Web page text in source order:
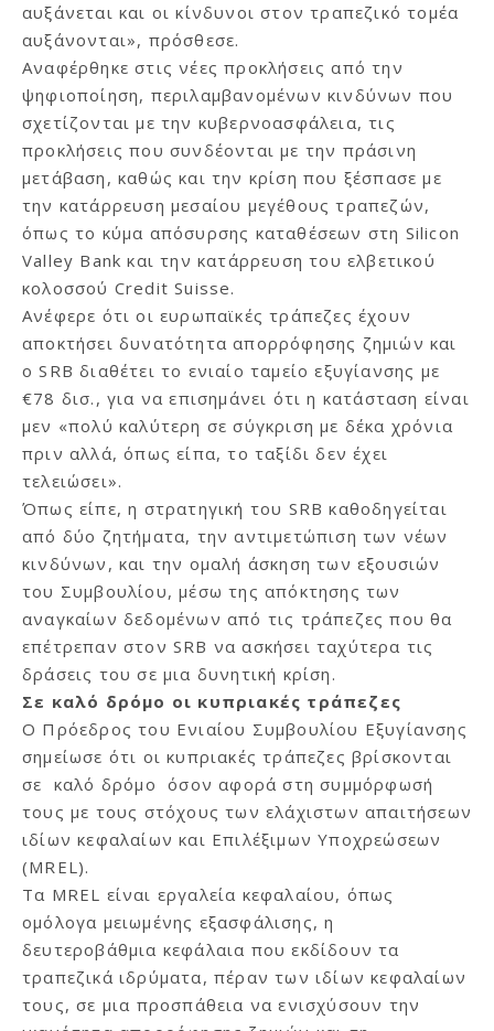
αυξάνεται και οι κίνδυνοι στον τραπεζικό τομέα
αυξάνονται», πρόσθεσε.
Αναφέρθηκε στις νέες προκλήσεις από την
ψηφιοποίηση, περιλαμβανομένων κινδύνων που
σχετίζονται με την κυβερνοασφάλεια, τις
προκλήσεις που συνδέονται με την πράσινη
μετάβαση, καθώς και την κρίση που ξέσπασε με
την κατάρρευση μεσαίου μεγέθους τραπεζών,
όπως το κύμα απόσυρσης καταθέσεων στη Silicon
Valley Bank και την κατάρρευση του ελβετικού
κολοσσού Credit Suisse.
Ανέφερε ότι οι ευρωπαϊκές τράπεζες έχουν
αποκτήσει δυνατότητα απορρόφησης ζημιών και
ο SRB διαθέτει το ενιαίο ταμείο εξυγίανσης με
€78 δισ., για να επισημάνει ότι η κατάσταση είναι
μεν «πολύ καλύτερη σε σύγκριση με δέκα χρόνια
πριν αλλά, όπως είπα, το ταξίδι δεν έχει
τελειώσει».
Όπως είπε, η στρατηγική του SRB καθοδηγείται
από δύο ζητήματα, την αντιμετώπιση των νέων
κινδύνων, και την ομαλή άσκηση των εξουσιών
του Συμβουλίου, μέσω της απόκτησης των
αναγκαίων δεδομένων από τις τράπεζες που θα
επέτρεπαν στον SRB να ασκήσει ταχύτερα τις
δράσεις του σε μια δυνητική κρίση.
Σε καλό δρόμο οι κυπριακές τράπεζες
Ο Πρόεδρος του Ενιαίου Συμβουλίου Εξυγίανσης
σημείωσε ότι οι κυπριακές τράπεζες βρίσκονται
σε καλό δρόμο όσον αφορά στη συμμόρφωσή
τους με τους στόχους των ελάχιστων απαιτήσεων
ιδίων κεφαλαίων και Επιλέξιμων Υποχρεώσεων
(MREL).
Τα MREL είναι εργαλεία κεφαλαίου, όπως
ομόλογα μειωμένης εξασφάλισης, η
δευτεροβάθμια κεφάλαια που εκδίδουν τα
τραπεζικά ιδρύματα, πέραν των ιδίων κεφαλαίων
τους, σε μια προσπάθεια να ενισχύσουν την